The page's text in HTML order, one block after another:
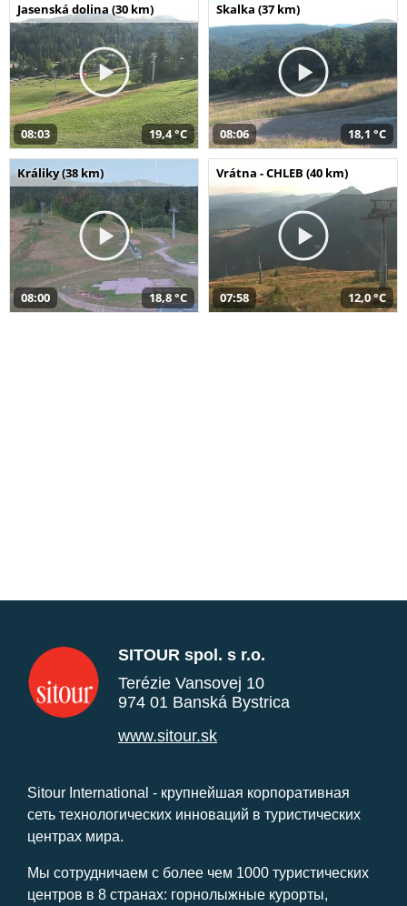
Jasenská dolina (30 km)
08:03 19,4 °C
Skalka (37 km)
08:06 18,1 °C
Králiky (38 km)
08:00 18,8 °C
Vrátna - CHLEB (40 km)
07:58 12,0 °C
SITOUR spol. s r.o.
Terézie Vansovej 10
974 01 Banská Bystrica
www.sitour.sk
Sitour International - крупнейшая корпоративная
сеть технологических инноваций в туристических
центрах мира.
Мы сотрудничаем с более чем 1000 туристических
центров в 8 странах: горнолыжные курорты,